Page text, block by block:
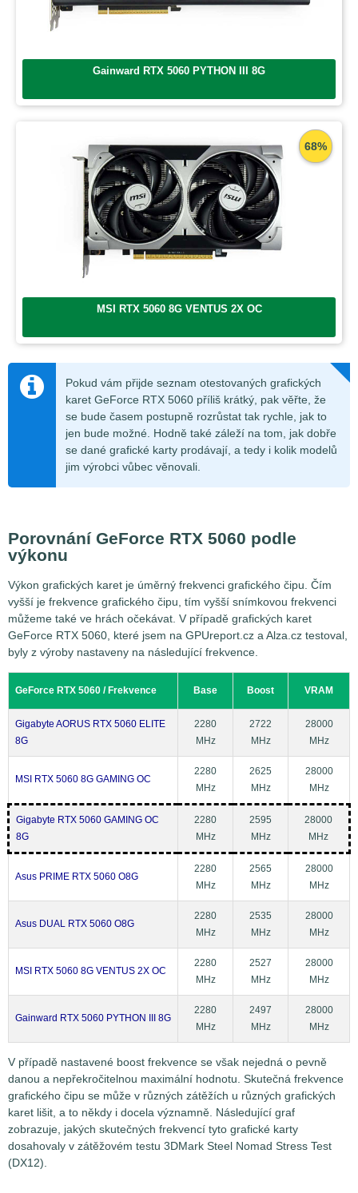
Gainward RTX 5060 PYTHON III 8G
MSI RTX 5060 8G VENTUS 2X OC
68%
Pokud vám přijde seznam otestovaných grafických
karet GeForce RTX 5060 příliš krátký, pak věřte, že
se bude časem postupně rozrůstat tak rychle, jak to
jen bude možné. Hodně také záleží na tom, jak dobře
se dané grafické karty prodávají, a tedy i kolik modelů
jim výrobci vůbec věnovali.
Porovnání GeForce RTX 5060 podle
výkonu
Výkon grafických karet je úměrný frekvenci grafického čipu. Čím
vyšší je frekvence grafického čipu, tím vyšší snímkovou frekvenci
můžeme také ve hrách očekávat. V případě grafických karet
GeForce RTX 5060, které jsem na GPUreport.cz a Alza.cz testoval,
byly z výroby nastaveny na následující frekvence.
GeForce RTX 5060 / Frekvence Base Boost VRAM
Gigabyte AORUS RTX 5060 ELITE
8G
2280
MHz
2722
MHz
28000
MHz
MSI RTX 5060 8G GAMING OC
2280
MHz
2625
MHz
28000
MHz
Gigabyte RTX 5060 GAMING OC
8G
2280
MHz
2595
MHz
28000
MHz
Asus PRIME RTX 5060 O8G
2280
MHz
2565
MHz
28000
MHz
Asus DUAL RTX 5060 O8G
2280
MHz
2535
MHz
28000
MHz
MSI RTX 5060 8G VENTUS 2X OC
2280
MHz
2527
MHz
28000
MHz
Gainward RTX 5060 PYTHON III 8G
2280
MHz
2497
MHz
28000
MHz
V případě nastavené boost frekvence se však nejedná o pevně
danou a nepřekročitelnou maximální hodnotu. Skutečná frekvence
grafického čipu se může v různých zátěžích u různých grafických
karet lišit, a to někdy i docela významně. Následující graf
zobrazuje, jakých skutečných frekvencí tyto grafické karty
dosahovaly v zátěžovém testu 3DMark Steel Nomad Stress Test
(DX12).